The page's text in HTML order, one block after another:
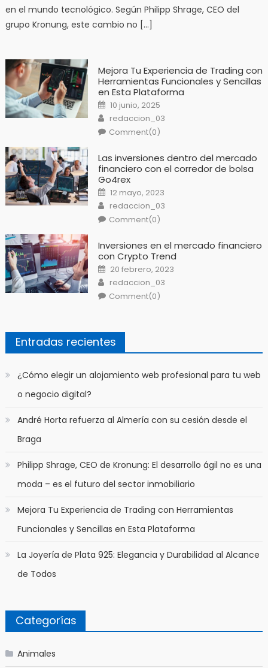
en el mundo tecnológico. Según Philipp Shrage, CEO del
grupo Kronung, este cambio no […]
Mejora Tu Experiencia de Trading con
Herramientas Funcionales y Sencillas
en Esta Plataforma
Posted
on
10 junio, 2025
Author
redaccion_03
Comment(0)
Las inversiones dentro del mercado
financiero con el corredor de bolsa
Go4rex
Posted
on
12 mayo, 2023
Author
redaccion_03
Comment(0)
Inversiones en el mercado financiero
con Crypto Trend
Posted
on
20 febrero, 2023
Author
redaccion_03
Comment(0)
Entradas recientes
​¿Cómo elegir un alojamiento web profesional para tu web
o negocio digital?
André Horta refuerza al Almería con su cesión desde el
Braga
Philipp Shrage, CEO de Kronung: El desarrollo ágil no es una
moda – es el futuro del sector inmobiliario
Mejora Tu Experiencia de Trading con Herramientas
Funcionales y Sencillas en Esta Plataforma
La Joyería de Plata 925: Elegancia y Durabilidad al Alcance
de Todos
Categorías
Animales